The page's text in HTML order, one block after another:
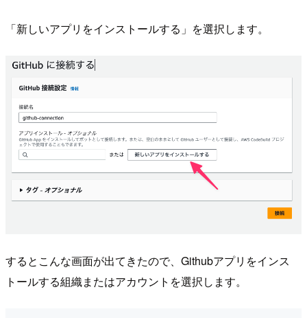
「新しいアプリをインストールする」を選択します。
するとこんな画面が出てきたので、Githubアプリをインス
トールする組織またはアカウントを選択します。